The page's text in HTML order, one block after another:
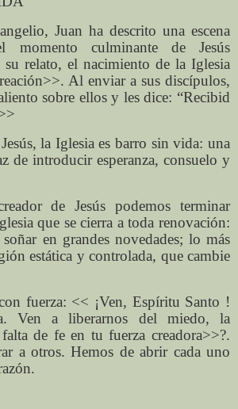
Juan ha descrito una escena
momento culminante de Jesús
su relato, el nacimiento de la Iglesia
Al enviar a sus discípulos,
sobre ellos y les dice: “Recibid
la Iglesia es barro sin vida: una
de introducir esperanza, consuelo y
de Jesús podemos terminar
que se cierra a toda renovación:
en grandes novedades; lo más
estática y controlada, que cambie
fuerza: << ¡Ven, Espíritu Santo !
Ven a liberarnos del miedo, la
de fe en tu fuerza creadora>>?.
a otros. Hemos de abrir cada uno